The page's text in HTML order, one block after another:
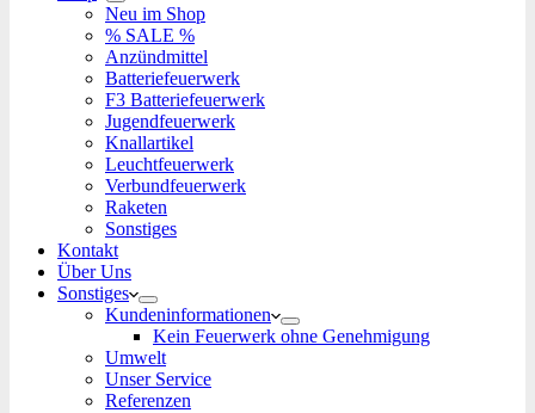
Neu im Shop
% SALE %
Anzündmittel
Batteriefeuerwerk
F3 Batteriefeuerwerk
Jugendfeuerwerk​
Knallartikel
Leuchtfeuerwerk​
Verbundfeuerwerk
Raketen
Sonstiges
Kontakt
Über Uns
Sonstiges
Kundeninformationen
Kein Feuerwerk ohne Genehmigung
Umwelt
Unser Service
Referenzen